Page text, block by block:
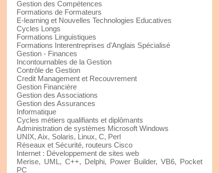
Gestion des Compétences
Formations de Formateurs
E-learning et Nouvelles Technologies Educatives
Cycles Longs
Formations Linguistiques
Formations Interentreprises d'Anglais Spécialisé
Gestion - Finances
Incontournables de la Gestion
Contrôle de Gestion
Credit Management et Recouvrement
Gestion Financière
Gestion des Associations
Gestion des Assurances
Informatique
Cycles métiers qualifiants et diplômants
Administration de systèmes Microsoft Windows
UNIX, Aix, Solaris, Linux, C, Perl
Réseaux et Sécurité, routeurs Cisco
Internet : Développement de sites web
Merise, UML, C++, Delphi, Power Builder, VB6, Pocket
PC